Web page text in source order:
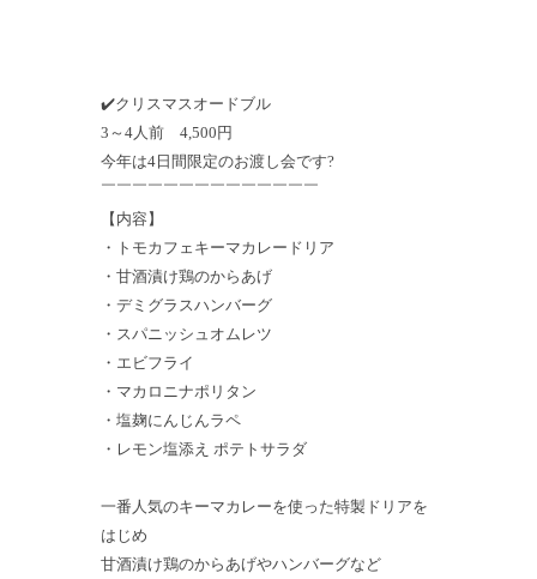
✔️クリスマスオードブル
3～4人前 4,500円
今年は4日間限定のお渡し会です?
￣￣￣￣￣￣￣￣￣￣￣￣￣￣
【内容】
・トモカフェキーマカレードリア
・甘酒漬け鶏のからあげ
・デミグラスハンバーグ
・スパニッシュオムレツ
・エビフライ
・マカロニナポリタン
・塩麹にんじんラペ
・レモン塩添え ポテトサラダ
一番人気のキーマカレーを使った特製ドリアを
はじめ
甘酒漬け鶏のからあげやハンバーグなど